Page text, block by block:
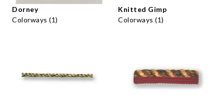
Dorney
Colorways (1)
Knitted Gimp
Colorways (1)